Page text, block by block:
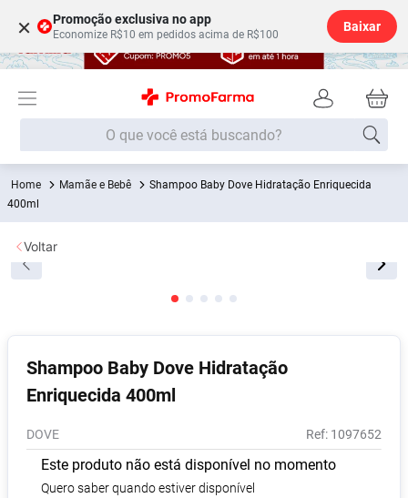
× Promoção exclusiva no app
Economize R$10 em pedidos acima de R$100
Baixar
O que você está buscando?
Mamãe e Bebê
Shampoo Baby Dove Hidratação Enriquecida
400ml
Shampoo Baby Dove Hidratação
Enriquecida 400ml
DOVE : 1097652
Este produto não está disponível no momento
Quero saber quando estiver disponível
Voltar
Termos mais buscados
1º Fralda
2
6º Desodorante
7º Shampoo
8
9º Pampers Confort Sec
10º Lavitan